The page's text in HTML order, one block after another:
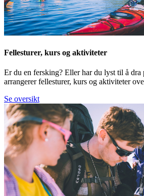
Fellesturer, kurs og aktiviteter
Er du en fersking? Eller har du lyst til å
arrangerer fellesturer, kurs og aktiviteter
Se oversikt